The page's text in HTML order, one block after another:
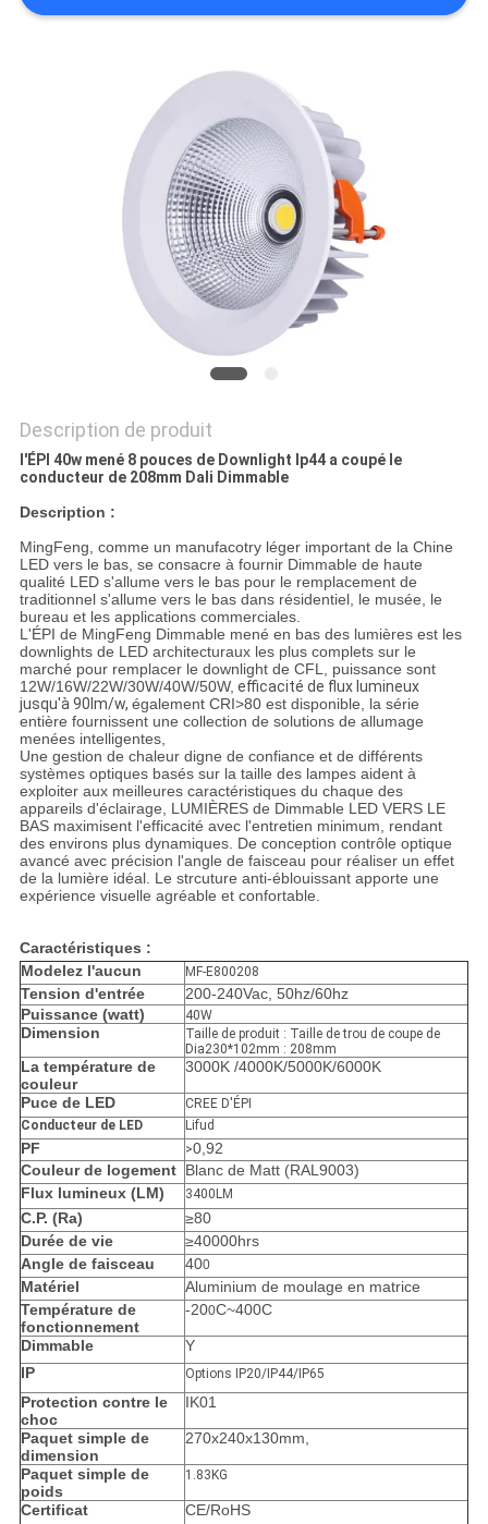
CITATION
PRIVACY
Description de produit
l'ÉPI 40w mené 8 pouces de Downlight Ip44 a coupé le
conducteur de 208mm Dali Dimmable
Description :
MingFeng, comme un manufacotry léger important de la Chine
LED vers le bas, se consacre à fournir Dimmable de haute
qualité LED s'allume vers le bas pour le remplacement de
traditionnel s'allume vers le bas dans résidentiel, le musée, le
bureau et les applications commerciales.
L'ÉPI de MingFeng Dimmable mené en bas des lumières est les
downlights de LED architecturaux les plus complets sur le
marché pour remplacer le downlight de CFL, puissance sont
12W/16W/22W/30W/40W/50W, efficacité de flux lumineux
jusqu'à 90lm/w, également CRI>80 est disponible, la série
entière fournissent une collection de solutions de allumage
menées intelligentes,
Une gestion de chaleur digne de confiance et de différents
systèmes optiques basés sur la taille des lampes aident à
exploiter aux meilleures caractéristiques du chaque des
appareils d'éclairage, LUMIÈRES de Dimmable LED VERS LE
BAS maximisent l'efficacité avec l'entretien minimum, rendant
des environs plus dynamiques. De conception contrôle optique
avancé avec précision l'angle de faisceau pour réaliser un effet
de la lumière idéal. Le strcuture anti-éblouissant apporte une
expérience visuelle agréable et confortable.
Caractéristiques :
Modelez l'aucun
MF-E800208
Tension d'entrée
200-240Vac, 50hz/60hz
Puissance (watt)
40W
Dimension
Taille de produit : Taille de trou de coupe de
Dia230*102mm : 208mm
La température de
couleur
3000K /4000K/5000K/6000K
Puce de LED
CREE D'ÉPI
Conducteur de LED
Lifud
PF >0,92
Couleur de logement Blanc de Matt (RAL9003)
Flux lumineux (LM)
3400LM
C.P. (Ra)
≥80
Durée de vie
≥40000hrs
Angle de faisceau
400
Matériel
Aluminium de moulage en matrice
Température de
fonctionnement
-200C~400C
Dimmable
Y
IP
Options IP20/IP44/IP65
Protection contre le
choc
IK01
Paquet simple de
dimension
270x240x130mm,
Paquet simple de
poids
1.83KG
Certificat CE/RoHS